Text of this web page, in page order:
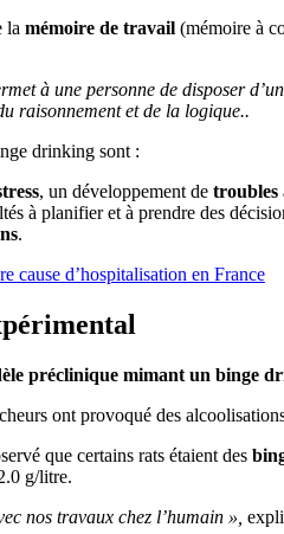
la mémoire de travail(mémoire à
à une personne de disposer
raisonnement et de la logique..
drinking sont :
, un développement de troubles
à planifier et à prendre des
.
cause d’hospitalisation en France
préclinique mimant un binge
ont provoqué des
que certains rats étaient des
g/litre.
nos travaux chez l’humain »,